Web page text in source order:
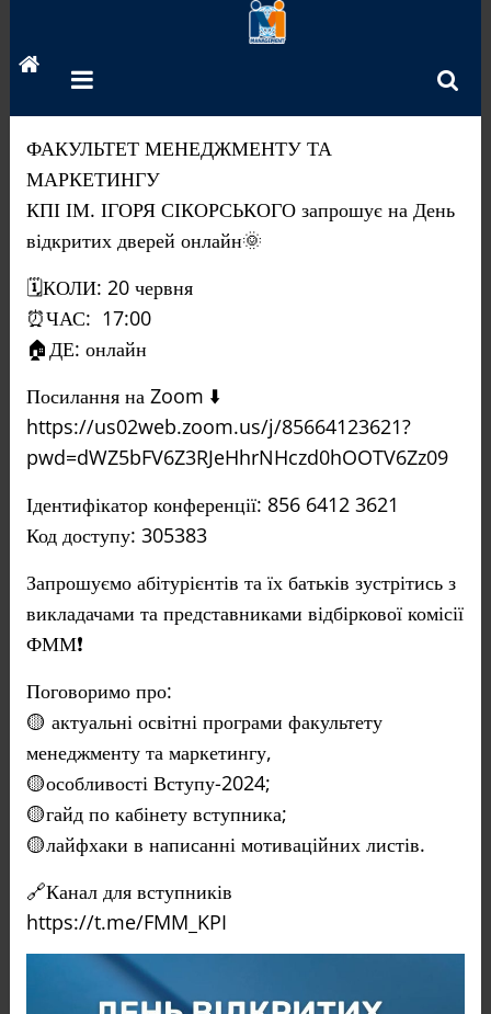
вмісту
ФАКУЛЬТЕТ МЕНЕДЖМЕНТУ ТА
МАРКЕТИНГУ
КПІ ІМ. ІГОРЯ СІКОРСЬКОГО запрошує на День
відкритих дверей онлайн🌞
🗓КОЛИ: 20 червня
⏰ЧАС: 17:00
🏠ДЕ: онлайн
Посилання на Zoom ⬇️
https://us02web.zoom.us/j/85664123621?
pwd=dWZ5bFV6Z3RJeHhrNHczd0hOOTV6Zz09
Ідентифікатор конференції: 856 6412 3621
Код доступу: 305383
Запрошуємо абітурієнтів та їх батьків зустрітись з
викладачами та представниками відбіркової комісії
ФММ❗️
Поговоримо про:
🟡 актуальні освітні програми факультету
менеджменту та маркетингу,
🟡особливості Вступу-2024;
🟡гайд по кабінету вступника;
🟡лайфхаки в написанні мотиваційних листів.
🔗Канал для вступників
https://t.me/FMM_KPI